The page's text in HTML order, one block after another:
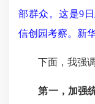
部群众。这是9
信创园考察。新
下面，我强调
第一，加强